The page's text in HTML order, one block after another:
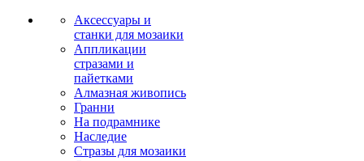
Аксессуары и
станки для мозаики
Аппликации
стразами и
пайетками
Алмазная живопись
Гранни
На подрамнике
Наследие
Стразы для мозаики